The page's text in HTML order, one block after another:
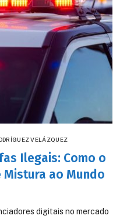
VELÁZQUEZ
Ilegais: Como o
Mistura ao Mundo
digitais no mercado